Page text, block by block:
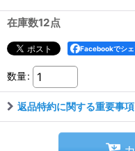
在庫数12点
Facebookでシ
数量:
返品特約に関する重要事項